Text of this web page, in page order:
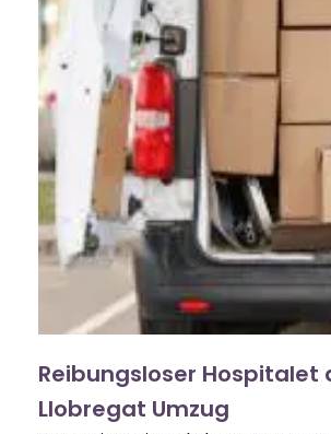
Reibungsloser Hospitalet
Llobregat Umzug